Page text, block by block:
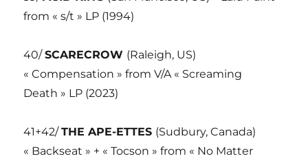
from « s/t » LP (1994)
40/SCARECROW (Raleigh, US)
« Compensation » from V/A « Screaming
Death » LP (2023)
41+42/THE APE-ETTES (Sudbury, Canada)
« Backseat » + « Tocson » from « No Matter